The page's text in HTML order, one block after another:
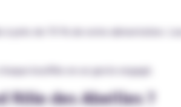
à près de 70 % de notre alimentation.
bouffée en un geste engagé.
Rôle des Abeilles ?